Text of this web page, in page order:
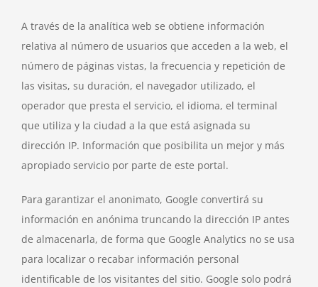
A través de la analítica web se obtiene información
relativa al número de usuarios que acceden a la web, el
número de páginas vistas, la frecuencia y repetición de
las visitas, su duración, el navegador utilizado, el
operador que presta el servicio, el idioma, el terminal
que utiliza y la ciudad a la que está asignada su
dirección IP. Información que posibilita un mejor y más
apropiado servicio por parte de este portal.
Para garantizar el anonimato, Google convertirá su
información en anónima truncando la dirección IP antes
de almacenarla, de forma que Google Analytics no se usa
para localizar o recabar información personal
identificable de los visitantes del sitio. Google solo podrá